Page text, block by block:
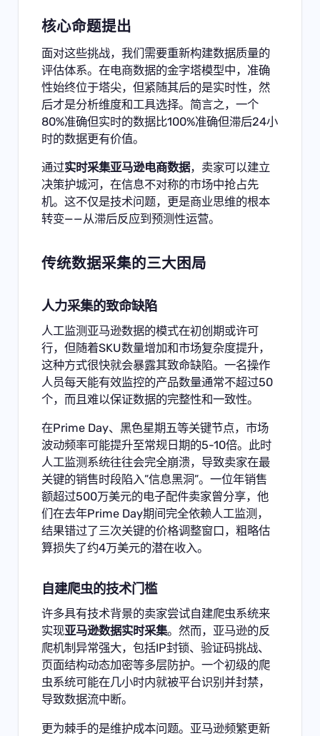
核心命题提出
面对这些挑战，我们需要重新构建数据质量的
评估体系。在电商数据的金字塔模型中，准确
性始终位于塔尖，但紧随其后的是实时性，然
后才是分析维度和工具选择。简言之，一个
80%准确但实时的数据比100%准确但滞后24小
时的数据更有价值。
通过实时采集亚马逊电商数据，卖家可以建立
决策护城河，在信息不对称的市场中抢占先
机。这不仅是技术问题，更是商业思维的根本
转变——从滞后反应到预测性运营。
传统数据采集的三大困局
人力采集的致命缺陷
人工监测亚马逊数据的模式在初创期或许可
行，但随着SKU数量增加和市场复杂度提升，
这种方式很快就会暴露其致命缺陷。一名操作
人员每天能有效监控的产品数量通常不超过50
个，而且难以保证数据的完整性和一致性。
在Prime Day、黑色星期五等关键节点，市场
波动频率可能提升至常规日期的5-10倍。此时
人工监测系统往往会完全崩溃，导致卖家在最
关键的销售时段陷入”信息黑洞”。一位年销售
额超过500万美元的电子配件卖家曾分享，他
们在去年Prime Day期间完全依赖人工监测，
结果错过了三次关键的价格调整窗口，粗略估
算损失了约4万美元的潜在收入。
自建爬虫的技术门槛
许多具有技术背景的卖家尝试自建爬虫系统来
实现亚马逊数据实时采集。然而，亚马逊的反
爬机制异常强大，包括IP封锁、验证码挑战、
页面结构动态加密等多层防护。一个初级的爬
虫系统可能在几小时内就被平台识别并封禁，
导致数据流中断。
更为棘手的是维护成本问题。亚马逊频繁更新